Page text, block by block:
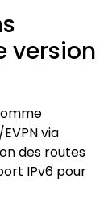
version
via
des routes
IPv6 pour